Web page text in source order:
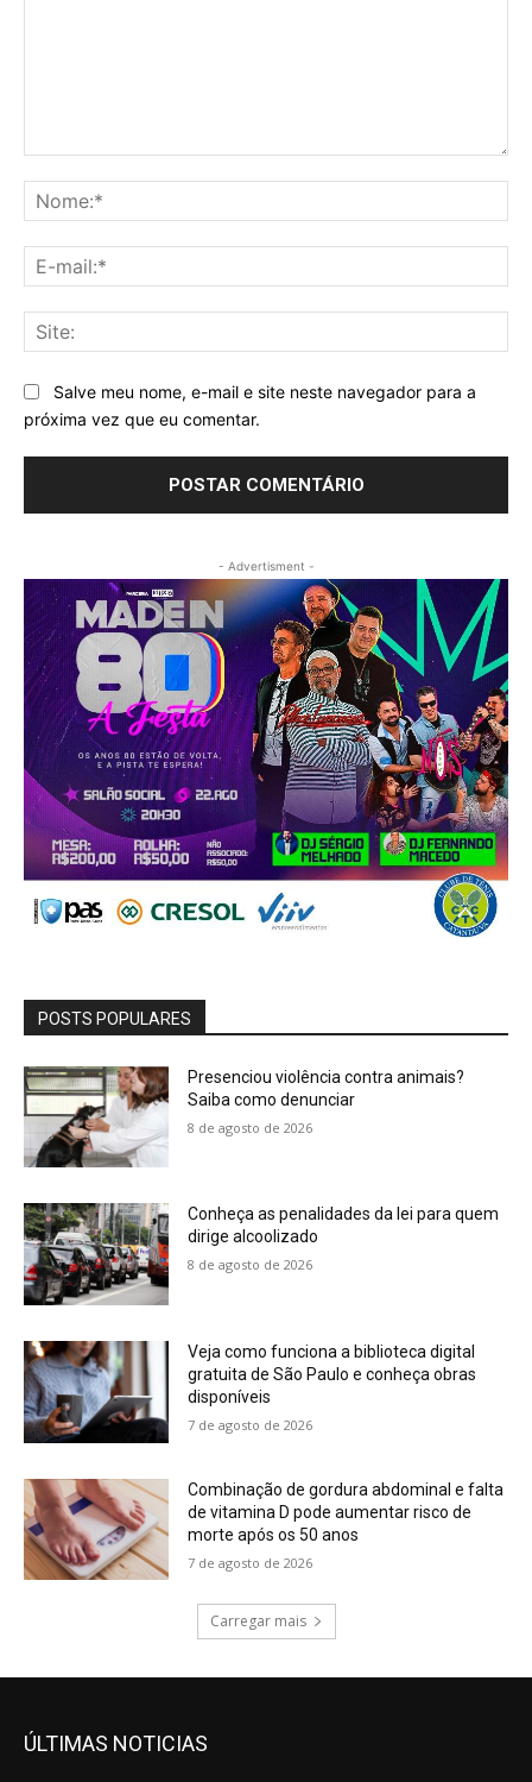
Salve meu nome, e-mail e site neste navegador para a
próxima vez que eu comentar.
- Advertisment -
POSTS POPULARES
Presenciou violência contra animais?
Saiba como denunciar
8 de agosto de 2026
Conheça as penalidades da lei para quem
dirige alcoolizado
8 de agosto de 2026
Veja como funciona a biblioteca digital
gratuita de São Paulo e conheça obras
disponíveis
7 de agosto de 2026
Combinação de gordura abdominal e falta
de vitamina D pode aumentar risco de
morte após os 50 anos
7 de agosto de 2026
Carregar mais
ÚLTIMAS NOTICIAS